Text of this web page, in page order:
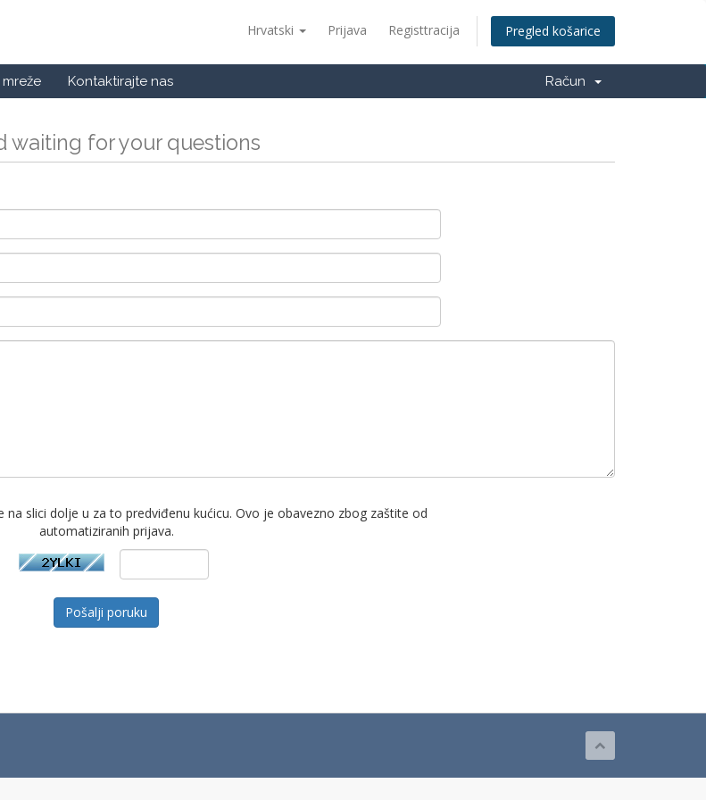
Hrvatski Prijava Registtracija Pregled košarice
Kontaktirajte nas Račun
waiting for your questions
na slici dolje u za to predviđenu kućicu. Ovo je obavezno zbog zaštite od
automatiziranih prijava.
Pošalji poruku